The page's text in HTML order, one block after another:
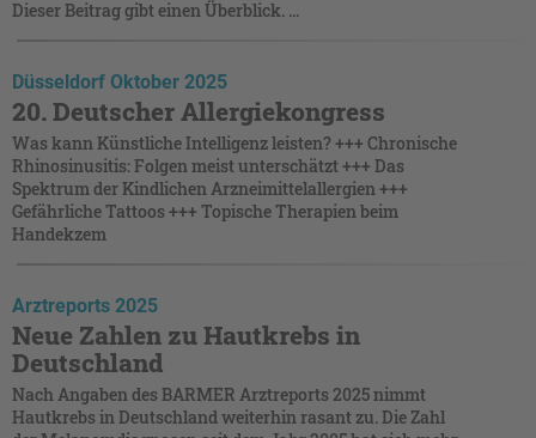
Dieser Beitrag gibt einen Überblick. ...
Düsseldorf Oktober 2025
20. Deutscher Allergiekongress
Was kann Künstliche Intelligenz leisten? +++ Chronische
Rhinosinusitis: Folgen meist unterschätzt +++ Das
Spektrum der Kindlichen Arzneimittelallergien +++
Gefährliche Tattoos +++ Topische Therapien beim
Handekzem
Arztreports 2025
Neue Zahlen zu Hautkrebs in
Deutschland
Nach Angaben des BARMER Arztreports 2025 nimmt
Hautkrebs in Deutschland weiterhin rasant zu. Die Zahl